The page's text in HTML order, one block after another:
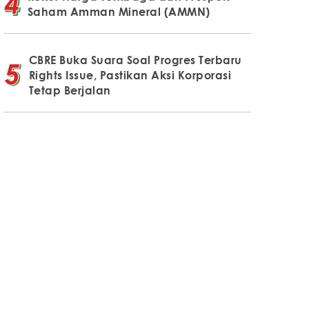
Saham Amman Mineral (AMMN)
CBRE Buka Suara Soal Progres Terbaru
Rights Issue, Pastikan Aksi Korporasi
Tetap Berjalan